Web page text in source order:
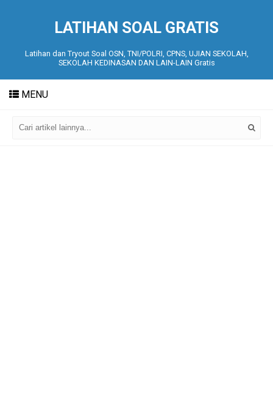
LATIHAN SOAL GRATIS
Latihan dan Tryout Soal OSN, TNI/POLRI, CPNS, UJIAN SEKOLAH,
SEKOLAH KEDINASAN DAN LAIN-LAIN Gratis
MENU